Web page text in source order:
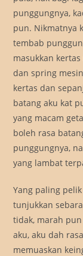
punggungnya,
pun. Nikmatnya
tembab
masukkan
dan spring
kertas dan
batang aku kat
yang macam
boleh rasa
punggungnya,
yang lambat
Yang paling
tunjukkan
tidak, marah
aku, aku dah
memuaskan